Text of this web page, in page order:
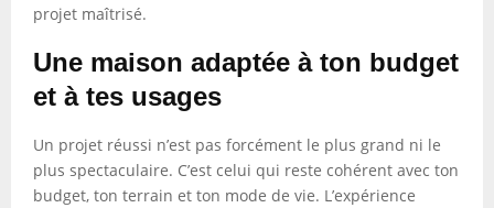
projet maîtrisé.
Une maison adaptée à ton budget
et à tes usages
Un projet réussi n’est pas forcément le plus grand ni le
plus spectaculaire. C’est celui qui reste cohérent avec ton
budget, ton terrain et ton mode de vie. L’expérience